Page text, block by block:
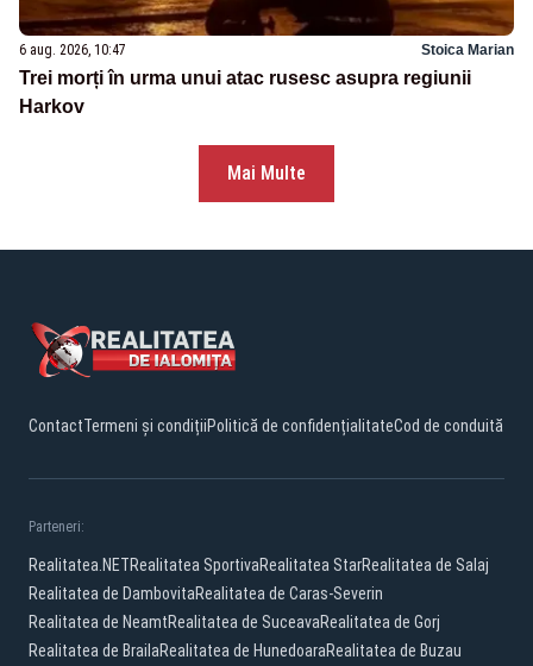
6 aug. 2026, 10:47 Stoica Marian
Trei morți în urma unui atac rusesc asupra regiunii
Harkov
Mai Multe
ContactTermeni și condițiiPolitică de confidențialitateCod de conduită
Parteneri:
Realitatea.NETRealitatea SportivaRealitatea StarRealitatea de Salaj
Realitatea de DambovitaRealitatea de Caras-Severin
Realitatea de NeamtRealitatea de SuceavaRealitatea de Gorj
Realitatea de BrailaRealitatea de HunedoaraRealitatea de Buzau